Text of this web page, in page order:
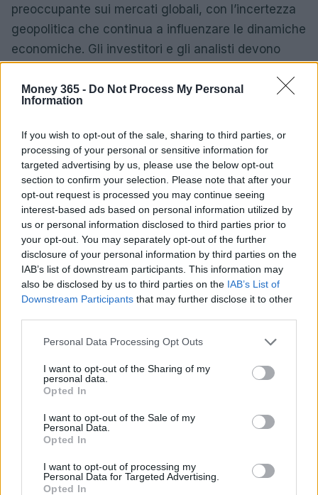
Money 365 - Do Not Process My Personal
Information
If you wish to opt-out of the sale, sharing to third parties, or
processing of your personal or sensitive information for
targeted advertising by us, please use the below opt-out
section to confirm your selection. Please note that after your
opt-out request is processed you may continue seeing
interest-based ads based on personal information utilized by
us or personal information disclosed to third parties prior to
your opt-out. You may separately opt-out of the further
disclosure of your personal information by third parties on the
IAB’s list of downstream participants. This information may
also be disclosed by us to third parties on the IAB’s List of
Downstream Participants that may further disclose it to other
Please note that this website/app uses one or more Google
not limited to your visit or usage behaviour. You may click to
grant or deny consent to Google and its third-party tags to
use your data for below specified purposes in below Google
consent section.
Personal Data Processing Opt Outs
I want to opt-out of the Sharing of my
personal data.
Opted In
I want to opt-out of the Sale of my
Personal Data.
Opted In
I want to opt-out of processing my
Personal Data for Targeted Advertising.
Opted In
preoccupante sui mercati globali, con l’incertezza
geopolitica che continua a influenzare le dinamiche
economiche. Gli investitori e gli analisti devono
mentre le tensioni in Medio Oriente potrebbero
avere ripercussioni a lungo termine sul mercato
energetico e sull’economia globale. Con l’evolversi
della crisi, diventa fondamentale monitorare
attentamente gli sviluppi e le politiche delle
istituzioni finanziarie.
AiAdhubMedia